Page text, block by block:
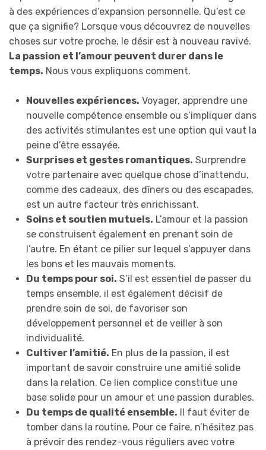
à des expériences d’expansion personnelle. Qu’est ce
que ça signifie? Lorsque vous découvrez de nouvelles
choses sur votre proche, le désir est à nouveau ravivé.
La passion et l’amour peuvent durer dans le
temps. Nous vous expliquons comment.
Nouvelles expériences. Voyager, apprendre une
nouvelle compétence ensemble ou s’impliquer dans
des activités stimulantes est une option qui vaut la
peine d’être essayée.
Surprises et gestes romantiques. Surprendre
votre partenaire avec quelque chose d’inattendu,
comme des cadeaux, des dîners ou des escapades,
est un autre facteur très enrichissant.
Soins et soutien mutuels. L’amour et la passion
se construisent également en prenant soin de
l’autre. En étant ce pilier sur lequel s’appuyer dans
les bons et les mauvais moments.
Du temps pour soi. S’il est essentiel de passer du
temps ensemble, il est également décisif de
prendre soin de soi, de favoriser son
développement personnel et de veiller à son
individualité.
Cultiver l’amitié. En plus de la passion, il est
important de savoir construire une amitié solide
dans la relation. Ce lien complice constitue une
base solide pour un amour et une passion durables.
Du temps de qualité ensemble. Il faut éviter de
tomber dans la routine. Pour ce faire, n’hésitez pas
à prévoir des rendez-vous réguliers avec votre